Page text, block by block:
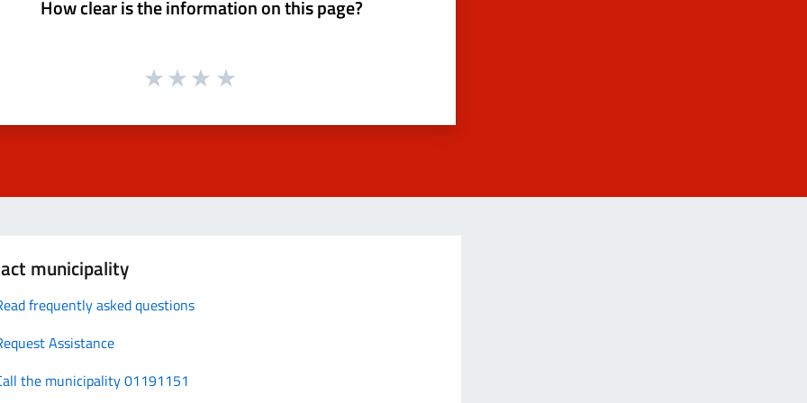
How clear is the information on this page?
municipality
frequently asked questions
Assistance
the municipality 01191151